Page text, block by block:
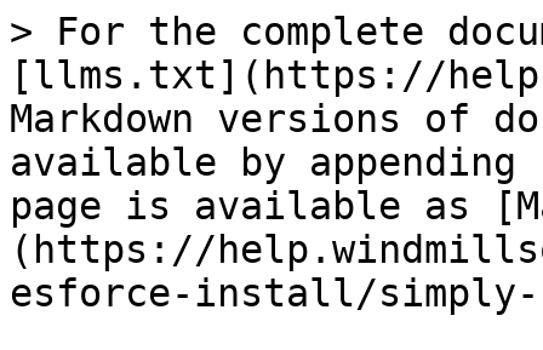
> For the complete
[llms.txt](https://
Markdown versions of
available by
page is available as
(https://
esforce-install/